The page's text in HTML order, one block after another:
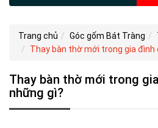
Trang chủ Góc gốm Bát Tràng
Thay bàn thờ mới trong gia đình
Thay bàn thờ mới trong
những gì?